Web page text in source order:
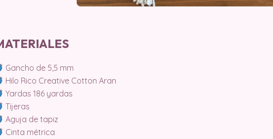
Gancho de 5,5 mm
Hilo Rico Creative Cotton Aran
Yardas 186 yardas
Tijeras
Aguja de tapiz
Cinta métrica